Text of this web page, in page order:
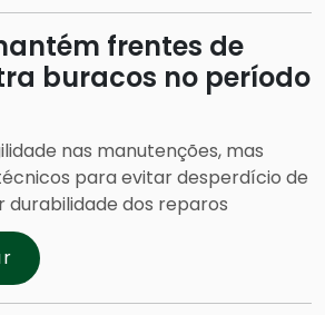
frentes de
buracos no período
nas manutenções, mas
para evitar desperdício de
dos reparos